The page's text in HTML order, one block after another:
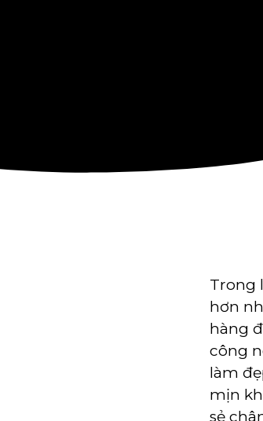
Trong
hơn
hàng
công
làm
mịn
sẻ